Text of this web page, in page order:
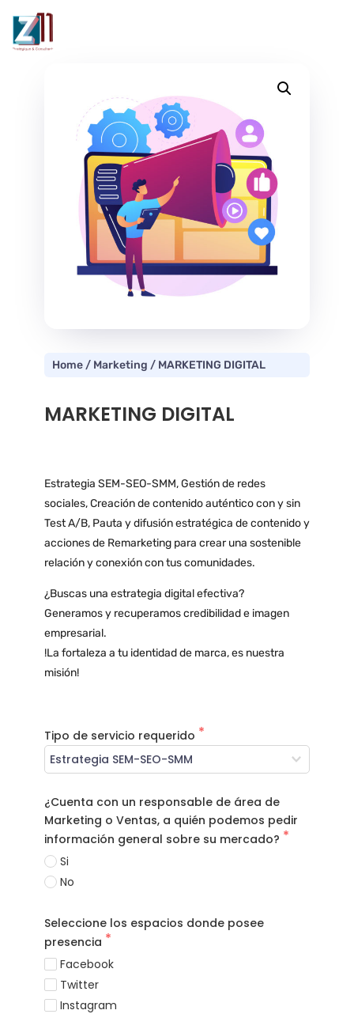
Home / Marketing / MARKETING DIGITAL
MARKETING DIGITAL
Estrategia SEM-SEO-SMM, Gestión de redes
sociales, Creación de contenido auténtico con y sin
Test A/B, Pauta y difusión estratégica de contenido y
acciones de Remarketing para crear una sostenible
relación y conexión con tus comunidades.
¿Buscas una estrategia digital efectiva?
Generamos y recuperamos credibilidad e imagen
empresarial.
!La fortaleza a tu identidad de marca, es nuestra
misión!
Tipo de servicio requerido
¿Cuenta con un responsable de área de
Marketing o Ventas, a quién podemos pedir
información general sobre su mercado?
Si
No
Seleccione los espacios donde posee
presencia
Facebook
Twitter
Instagram